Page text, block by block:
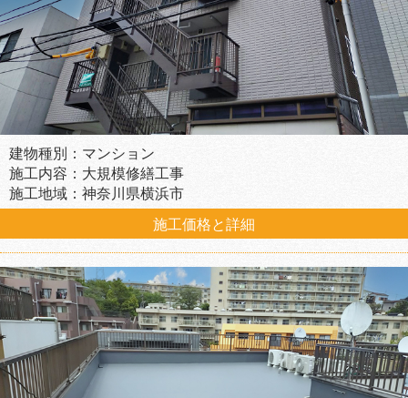
建物種別：マンション
施工内容：大規模修繕工事
施工地域：神奈川県横浜市
施工価格と詳細